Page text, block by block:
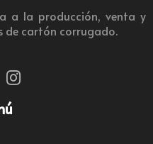
a la producción, venta y
de cartón corrugado.